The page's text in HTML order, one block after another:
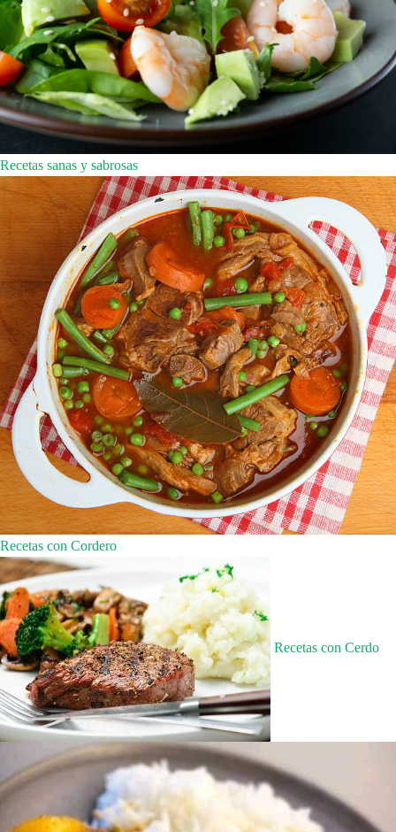
Recetas sanas y sabrosas
Recetas con Cordero
Recetas con Cerdo